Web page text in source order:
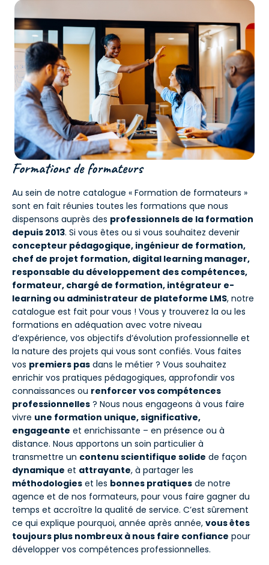
Formations de formateurs
Au sein de notre catalogue « Formation de formateurs »
sont en fait réunies toutes les formations que nous
dispensons auprès des professionnels de la formation
depuis 2013. Si vous êtes ou si vous souhaitez devenir
concepteur pédagogique, ingénieur de formation,
chef de projet formation, digital learning manager,
responsable du développement des compétences,
formateur, chargé de formation, intégrateur e-
learning ou administrateur de plateforme LMS, notre
catalogue est fait pour vous ! Vous y trouverez la ou les
formations en adéquation avec votre niveau
d’expérience, vos objectifs d’évolution professionnelle et
la nature des projets qui vous sont confiés. Vous faites
vos premiers pas dans le métier ? Vous souhaitez
enrichir vos pratiques pédagogiques, approfondir vos
connaissances ou renforcer vos compétences
professionnelles ? Nous nous engageons à vous faire
vivre une formation unique, significative,
engageante et enrichissante – en présence ou à
distance. Nous apportons un soin particulier à
transmettre un contenu scientifique solide de façon
dynamique et attrayante, à partager les
méthodologies et les bonnes pratiques de notre
agence et de nos formateurs, pour vous faire gagner du
temps et accroître la qualité de service. C’est sûrement
ce qui explique pourquoi, année après année, vous êtes
toujours plus nombreux à nous faire confiance pour
développer vos compétences professionnelles.